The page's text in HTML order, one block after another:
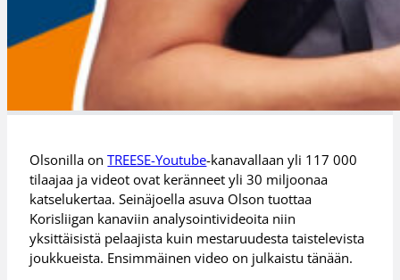
Olsonilla onTREESE-Youtube-kanavallaan yli 117 000
tilaajaa ja videot ovat keränneet yli 30 miljoonaa
katselukertaa. Seinäjoella asuva Olson tuottaa
Korisliigan kanaviin analysointivideoita niin
yksittäisistä pelaajista kuin mestaruudesta taistelevista
joukkueista. Ensimmäinen video on julkaistu tänään.